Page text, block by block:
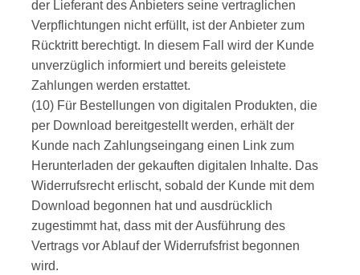
der Lieferant des Anbieters seine vertraglichen
Verpflichtungen nicht erfüllt, ist der Anbieter zum
Rücktritt berechtigt. In diesem Fall wird der Kunde
unverzüglich informiert und bereits geleistete
Zahlungen werden erstattet.
(10) Für Bestellungen von digitalen Produkten, die
per Download bereitgestellt werden, erhält der
Kunde nach Zahlungseingang einen Link zum
Herunterladen der gekauften digitalen Inhalte. Das
Widerrufsrecht erlischt, sobald der Kunde mit dem
Download begonnen hat und ausdrücklich
zugestimmt hat, dass mit der Ausführung des
Vertrags vor Ablauf der Widerrufsfrist begonnen
wird.